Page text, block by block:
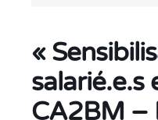
«
salarié.e.s
CA2BM –